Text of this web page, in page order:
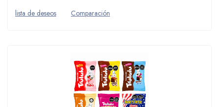
lista de deseos Comparación